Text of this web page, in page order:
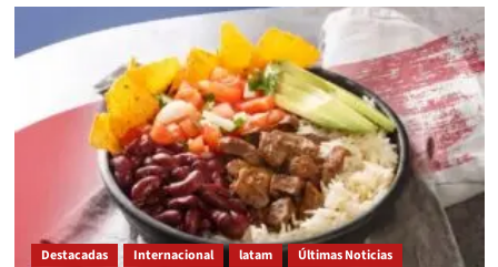
Destacadas Internacional latam Últimas Noticias